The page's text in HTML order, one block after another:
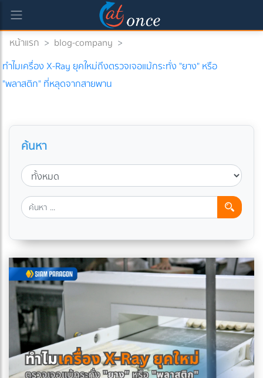
หน้าแรก > blog-company >
ทำไมเครื่อง X-Ray ยุคใหม่ถึงตรวจเจอแม้กระทั่ง "ยาง" หรือ
"พลาสติก" ที่หลุดจากสายพาน
ค้นหา